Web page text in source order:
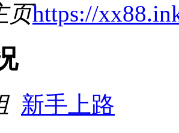
页https://
新手上路